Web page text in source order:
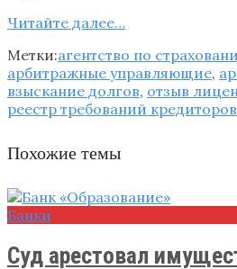
Читайте далее…
Метки:агентство по
арбитражные управляющие,
взыскание долгов, отзыв
реестр требований кредиторов
Похожие темы
Банки
Суд арестовал